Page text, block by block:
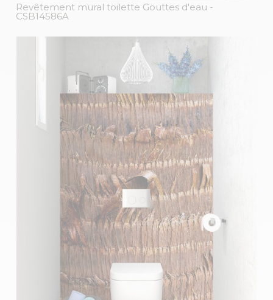
Revêtement mural toilette Gouttes d'eau -
CSB14586A